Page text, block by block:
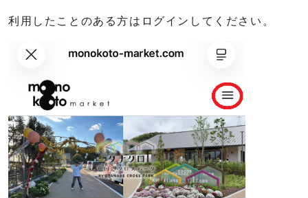
利用したことのある方はログインしてください。